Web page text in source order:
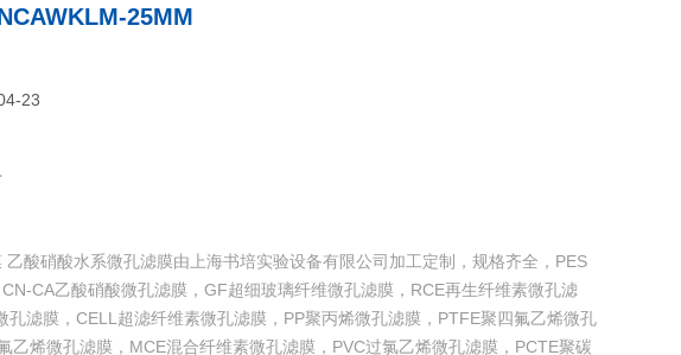
25MM
23
乙酸硝酸水系微孔滤膜由上海书培实验设备有限公司加工定制，规格齐全，PES
CA乙酸硝酸微孔滤膜，GF超细玻璃纤维微孔滤膜，RCE再生纤维素微孔滤
孔滤膜，CELL超滤纤维素微孔滤膜，PP聚丙烯微孔滤膜，PTFE聚四氟乙烯微孔
乙烯微孔滤膜，MCE混合纤维素微孔滤膜，PVC过氯乙烯微孔滤膜，PCTE聚碳